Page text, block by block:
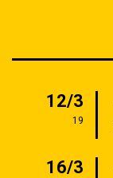
12/3
19
16/3